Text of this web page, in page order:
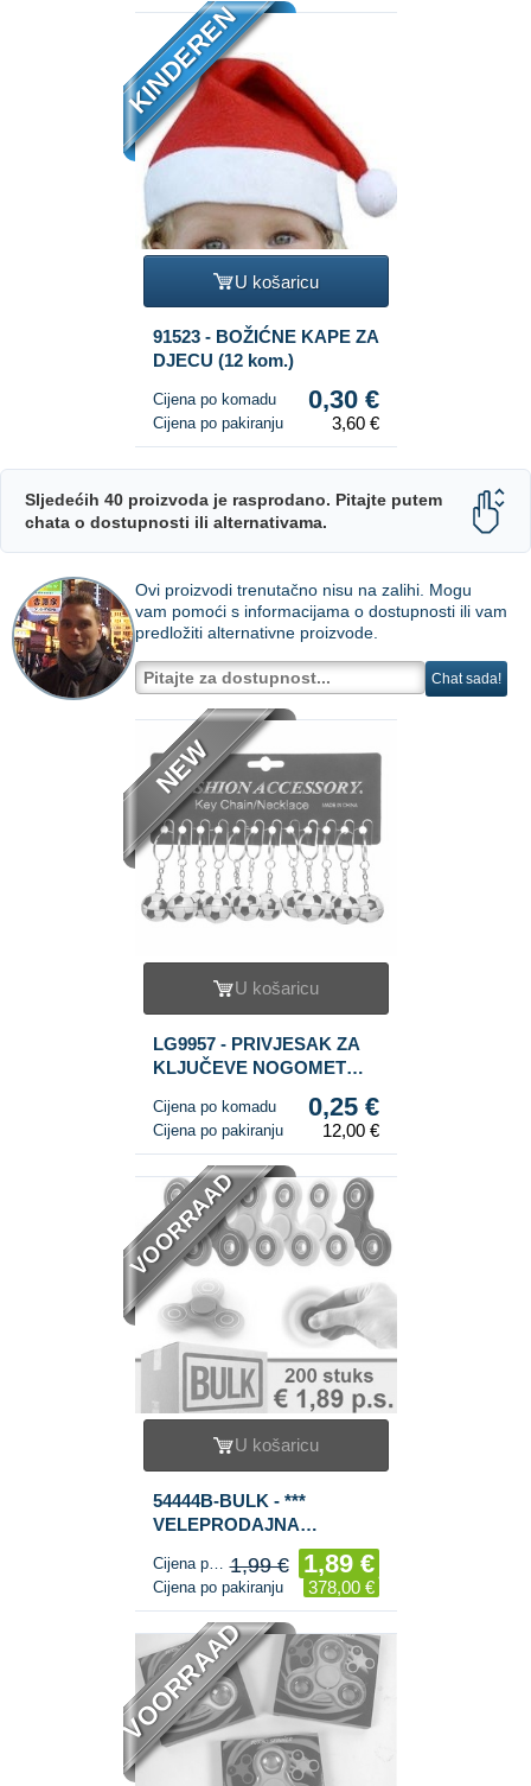
KINDEREN
U košaricu
91523 - BOŽIĆNE KAPE ZA
DJECU (12 kom.)
Cijena po komadu 0,30 €
Cijena po pakiranju 3,60 €
Sljedećih 40 proizvoda je rasprodano. Pitajte putem
chata o dostupnosti ili alternativama.
Ovi proizvodi trenutačno nisu na zalihi. Mogu
vam pomoći s informacijama o dostupnosti ili vam
predložiti alternativne proizvode.
Chat sada!
NEW
U košaricu
LG9957 - PRIVJESAK ZA
KLJUČEVE NOGOMET
Cijena po komadu 0,25 €
Cijena po pakiranju 12,00 €
VOORRAAD
U košaricu
54444B-BULK - ***
VELEPRODAJNA
PONUDA *** FIDGET
SPINNERS (200 kom.)
Cijena po komadu 1,99 € 1,89 €
Cijena po pakiranju 378,00 €
VOORRAAD